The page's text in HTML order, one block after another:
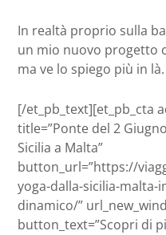
In realtà proprio sulla
un mio nuovo progetto
ma ve lo spiego più in là.
[/et_pb_text][et_pb_cta
title=”Ponte del 2
Sicilia a Malta”
button_url=”https://
yoga-dalla-sicilia-
dinamico/”
button_text=”Scopri di